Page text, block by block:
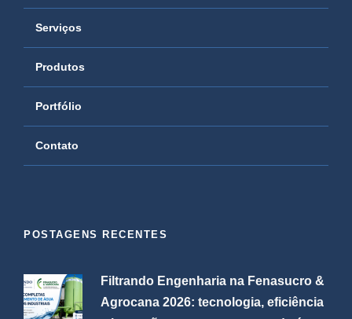
Serviços
Produtos
Portfólio
Contato
POSTAGENS RECENTES
Filtrando Engenharia na Fenasucro &
Agrocana 2026: tecnologia, eficiência